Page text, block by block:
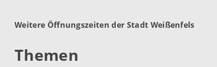
Weitere Öffnungszeiten der Stadt Weißenfels
Themen